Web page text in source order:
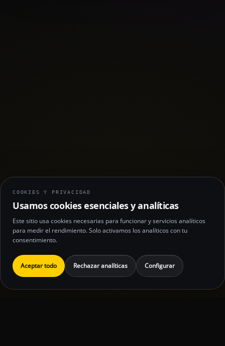
COOKIES Y PRIVACIDAD
Usamos cookies esenciales y analíticas
Este sitio usa cookies necesarias para funcionar y servicios analíticos
para medir el rendimiento. Solo activamos los analíticos con tu
consentimiento.
Aceptar todo Rechazar analíticas Configurar